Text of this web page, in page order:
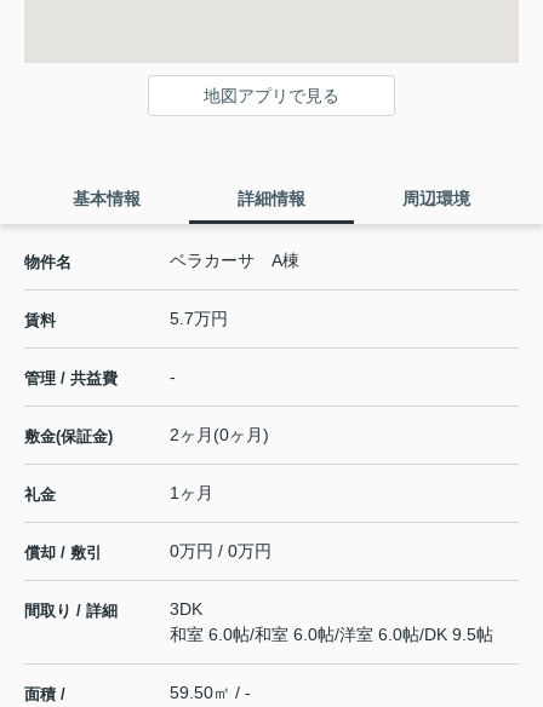
地図アプリで見る
基本情報 詳細情報 周辺環境
物件名 ベラカーサ A棟
賃料 5.7万円
管理 / 共益費 -
敷金(保証金) 2ヶ月(0ヶ月)
礼金 1ヶ月
償却 / 敷引 0万円 / 0万円
間取り / 詳細
3DK
和室 6.0帖/和室 6.0帖/洋室 6.0帖/DK 9.5帖
面積 /
59.50㎡ / -